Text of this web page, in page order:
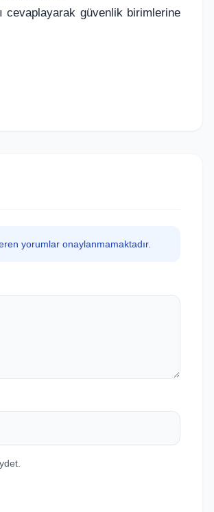
cevaplayarak güvenlik birimlerine
yorumlar onaylanmamaktadır.